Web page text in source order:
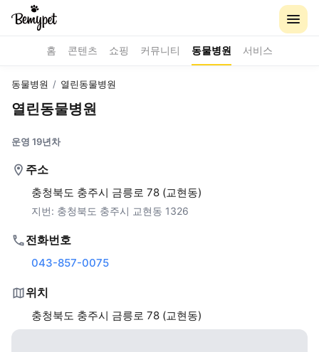
홈 콘텐츠 쇼핑 커뮤니티 동물병원 서비스
동물병원 / 열린동물병원
열린동물병원
운영 19년차
주소
충청북도 충주시 금릉로 78 (교현동)
지번: 충청북도 충주시 교현동 1326
전화번호
043-857-0075
위치
충청북도 충주시 금릉로 78 (교현동)